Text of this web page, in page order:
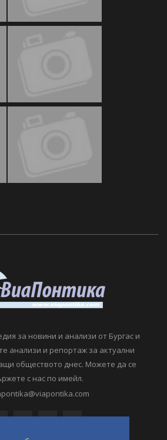
за новини и анализи от Бургас и
анализи и репортаж за актуални
обществото днес. Можете да се
с нас по имейл.